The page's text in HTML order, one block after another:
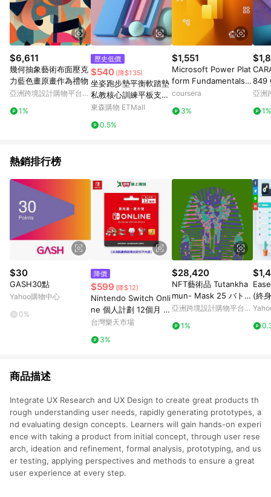
$6,611
幾何抽象藝術布面壓克
力藍色畫原畫作為禮物
亞洲跨境設計購物平台
1%
歷史低價
$540 (降$135)
坐姿跑步墊平衡軟踏墊
私教核心訓練平板支撐
手肘墊練腹練腿坐墊
東森購物 ETMall
0.5%
$1,551
Microsoft Power Plat
form Fundamentals P
L-900 Exam Prep
coursera
3%
849
亞洲
1%
熱銷排行榜
$30
GASH30點
Yahoo購物中心
0%
降價
$599 (降$12)
Nintendo Switch Onli
ne 個人計劃 12個月 實
體序號卡【愛買】
台灣樂天市場
3%
$28,420
NFT藝術品 Tutankha
mun- Mask 25 バトル
シティー Battle City
亞洲跨境設計購物平台
1%
(終
商品描述
Integrate UX Research and UX Design to create great products th
rough understanding user needs, rapidly generating prototypes, a
nd evaluating design concepts. Learners will gain hands-on experi
ence with taking a product from initial concept, through user rese
arch, ideation and refinement, formal analysis, prototyping, and us
er testing, applying perspectives and methods to ensure a great
user experience at every step.